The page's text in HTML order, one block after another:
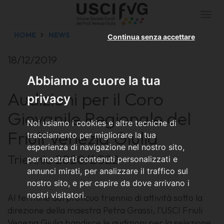
Abbiamo a cuore la tua
privacy
Noi usiamo i cookies e altre tecniche di
tracciamento per migliorare la tua
esperienza di navigazione nel nostro sito,
per mostrarti contenuti personalizzati e
annunci mirati, per analizzare il traffico sul
nostro sito, e per capire da dove arrivano i
nostri visitatori.
Continua senza accettare
HOME NEWS
18/12/2019
Audizioni per il Coro
Giovanile Regionale del
Friuli Venezia Giulia
Triennio 2020/2022
Al termine del proficuo triennio di attività sotto la
direzione della maestra Petra Grassi, l’USCI Friuli